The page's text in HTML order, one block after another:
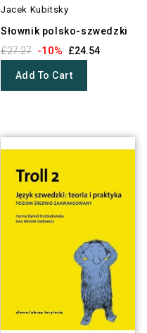
Jacek Kubitsky
Słownik polsko-szwedzki
£27.27 -10% £24.54
Add To Cart